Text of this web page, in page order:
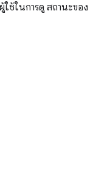
ช้ในการดู สถานะของ